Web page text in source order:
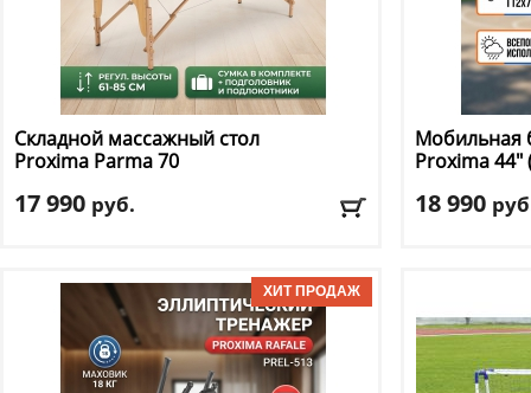
Складной массажный стол
Proxima Parma 70
17 990 руб.
Регулировка по высоте: есть
Доставка:БЕСПЛАТНО, 2-3 дня
Мобильная
Proxima44"
18 990
Размер щита,
Тип
Доставка: